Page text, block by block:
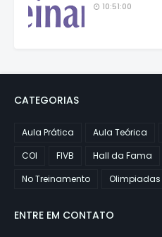
10:51:00
CATEGORIAS
Aula Prática Aula Teórica
COI
FIVB Hall da Fama
No Treinamento
Olimpiadas
ENTRE EM CONTATO